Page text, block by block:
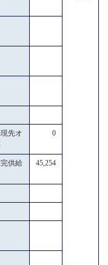
先オ
0
供給
45,254